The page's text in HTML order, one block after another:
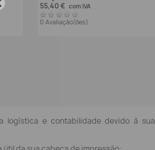
55,40 € com IVA
0 Avaliação(ões)
logística e contabilidade devido à sua